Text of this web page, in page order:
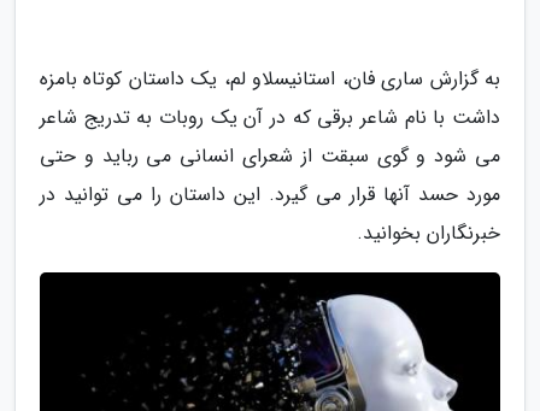
به گزارش ساری فان، استانیسلاو لم، یک داستان کوتاه بامزه
داشت با نام شاعر برقی که در آن یک روبات به تدریج شاعر
می شود و گوی سبقت از شعرای انسانی می رباید و حتی
مورد حسد آنها قرار می گیرد. این داستان را می توانید در
خبرنگاران بخوانید.